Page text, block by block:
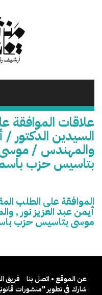
علاقات الموافقة
السيدين الدكتور /
والمهندس /
بتاسيس حزب
الموافقة على الطلب
أيمن عبد العزيز نور
موسى بتاسيس حزب
عن الموقع • اتصل بنا
فريق
شارك في تطوير "منشورات